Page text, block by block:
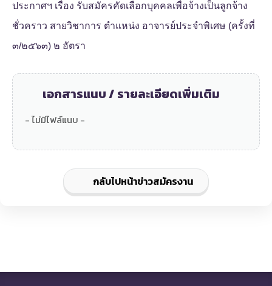
ประกาศฯ เรื่อง รับสมัครคัดเลือกบุคคลเพื่อจ้างเป็นลูกจ้าง
ชั่วคราว สายวิชาการ ตำแหน่ง อาจารย์ประจำพิเศษ (ครั้งที่
๓/๒๕๖๓) ๒ อัตรา
เอกสารแนบ / รายละเอียดเพิ่มเติม
- ไม่มีไฟล์แนบ -
กลับไปหน้าข่าวสมัครงาน